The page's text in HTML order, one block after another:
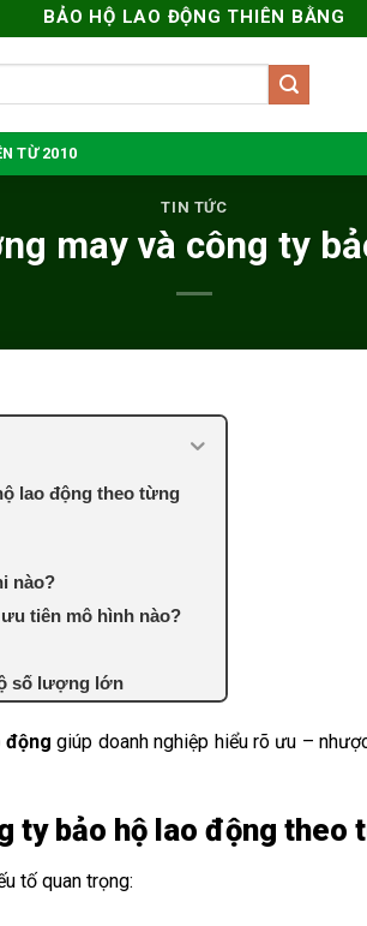
BẢO HỘ LAO ĐỘNG THIÊN BẰNG
TỪ 2010
TIN TỨC
may và công ty
lao động theo từng
nào?
tiên mô hình nào?
số lượng lớn
động giúp doanh nghiệp hiểu rõ ưu –
ty bảo hộ lao động theo
tố quan trọng: